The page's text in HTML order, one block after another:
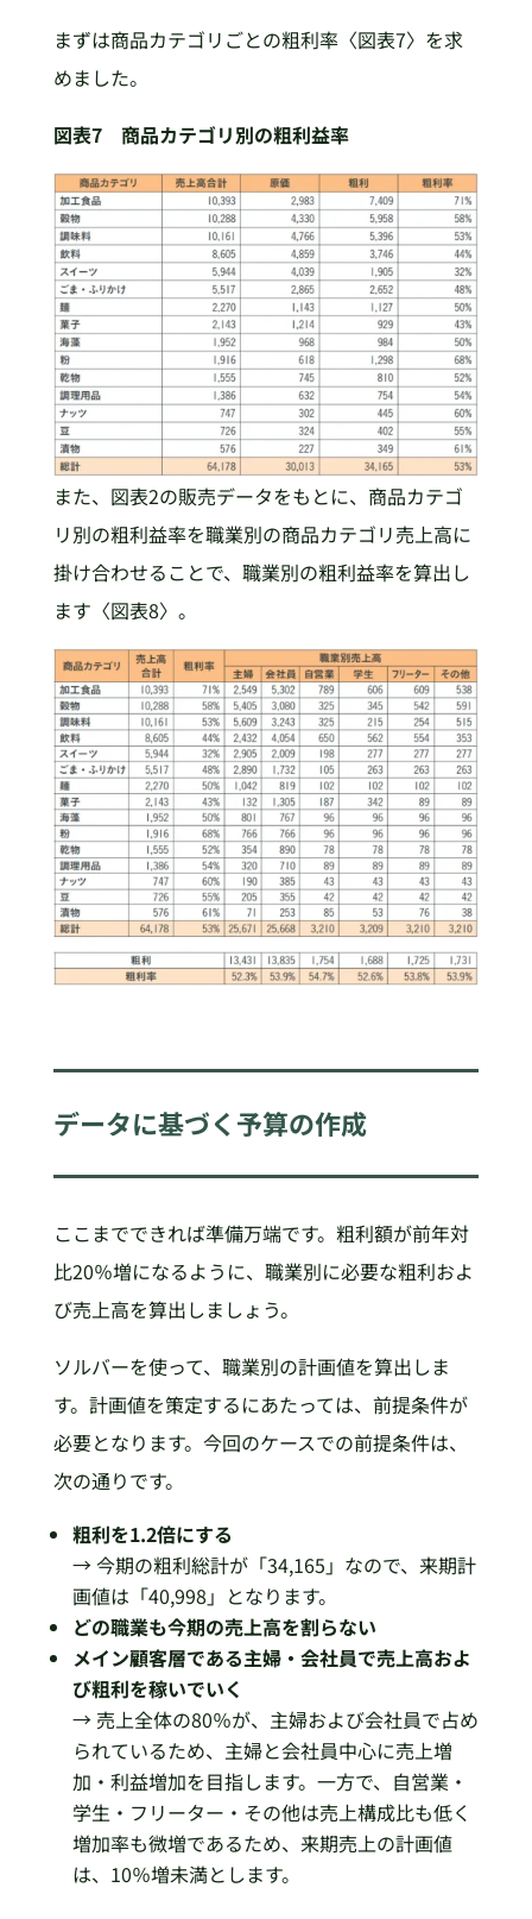
まずは商品カテゴリごとの粗利率〈図表7〉を求
めました。
図表7 商品カテゴリ別の粗利益率
また、図表2の販売データをもとに、商品カテゴ
リ別の粗利益率を職業別の商品カテゴリ売上高に
掛け合わせることで、職業別の粗利益率を算出し
ます〈図表8〉。
データに基づく予算の作成
ここまでできれば準備万端です。粗利額が前年対
比20％増になるように、職業別に必要な粗利およ
び売上高を算出しましょう。
ソルバーを使って、職業別の計画値を算出しま
す。計画値を策定するにあたっては、前提条件が
必要となります。今回のケースでの前提条件は、
次の通りです。
粗利を1.2倍にする
→ 今期の粗利総計が「34,165」なので、来期計
画値は「40,998」となります。
どの職業も今期の売上高を割らない
メイン顧客層である主婦・会社員で売上高およ
び粗利を稼いでいく
→ 売上全体の80％が、主婦および会社員で占め
られているため、主婦と会社員中心に売上増
加・利益増加を目指します。一方で、自営業・
学生・フリーター・その他は売上構成比も低く
増加率も微増であるため、来期売上の計画値
は、10％増未満とします。